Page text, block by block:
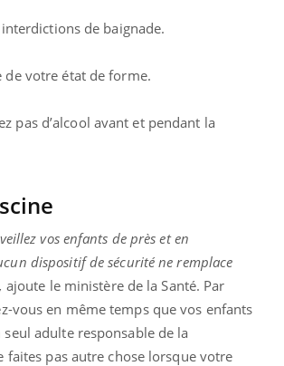
interdictions de baignade.
de votre état de forme.
pas d’alcool avant et pendant la
vos enfants de près et en
dispositif de sécurité ne remplace
ajoute le ministère de la Santé. Par
vous en même temps que vos enfants
seul adulte responsable de la
faites pas autre chose lorsque votre